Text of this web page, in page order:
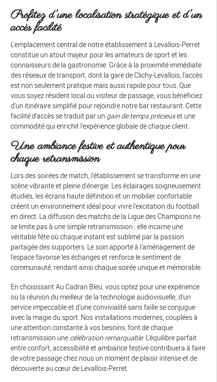
Profitez d'une localisation stratégique et d'un
accès facilité
L'emplacement central de notre établissement à Levallois-Perret
constitue un atout majeur pour les amateurs de sport et les
connaisseurs de la gastronomie. Grâce à la proximité immédiate
des réseaux de transport, dont la gare de Clichy-Levallois, l'accès
est non seulement pratique mais aussi rapide pour tous. Que
vous soyez résident local ou visiteur de passage, vous bénéficiez
d'un itinéraire simplifié pour rejoindre notre bar restaurant. Cette
facilité d'accès se traduit par un gain de temps précieuxet une
commodité qui enrichit l'expérience globale de chaque client.
Une ambiance festive et authentique pour
chaque retransmission
Lors des soirées de match, l'établissement se transforme en une
scène vibrante et pleine d'énergie. Les éclairages soigneusement
étudiés, les écrans haute définition et un mobilier confortable
créent un environnement idéal pour vivre l'excitation du football
en direct. La diffusion des matchs de la Ligue des Champions ne
se limite pas à une simple retransmission : elle incarne une
véritable fête où chaque instant est sublimé par la passion
partagée des supporters. Le soin apporté à l'aménagement de
l'espace favorise les échanges et renforce le sentiment de
communauté, rendant ainsi chaque soirée unique et mémorable.
En choisissant Au Cadran Bleu, vous optez pour une expérience
où la réunion du meilleur de la technologie audiovisuelle, d'un
service impeccable et d'une convivialité sans faille se conjugue
avec la magie du sport. Nos installations modernes, couplées à
une attention constante à vos besoins, font de chaque
retransmission une célébration remarquable. L'équilibre parfait
entre confort, accessibilité et ambiance festive contribuera à faire
de votre passage chez nous un moment de plaisir intense et de
découverte au cœur de Levallois-Perret.